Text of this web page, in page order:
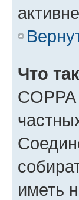
Что
иметь